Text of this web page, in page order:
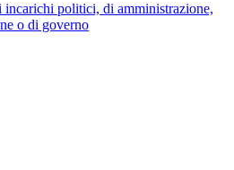
incarichi politici, di amministrazione,
o di governo